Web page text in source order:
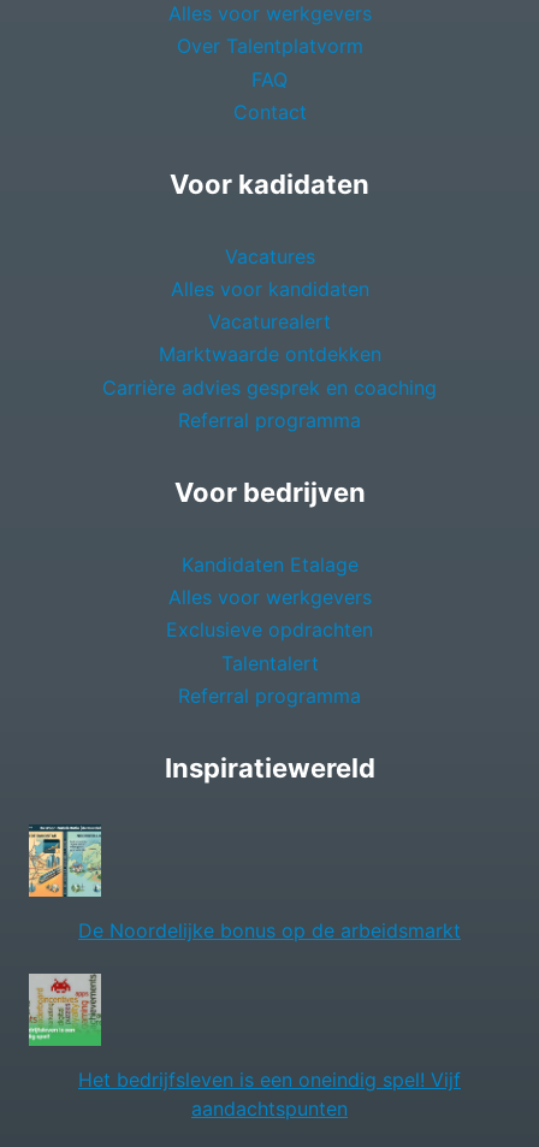
Alles voor werkgevers
Over Talentplatvorm
FAQ
Contact
Voor kadidaten
Vacatures
Alles voor kandidaten
Vacaturealert
Marktwaarde ontdekken
Carrière advies gesprek en coaching
Referral programma
Voor bedrijven
Kandidaten Etalage
Alles voor werkgevers
Exclusieve opdrachten
Talentalert
Referral programma
Inspiratiewereld
De Noordelijke bonus op de arbeidsmarkt
Het bedrijfsleven is een oneindig spel! Vijf
aandachtspunten